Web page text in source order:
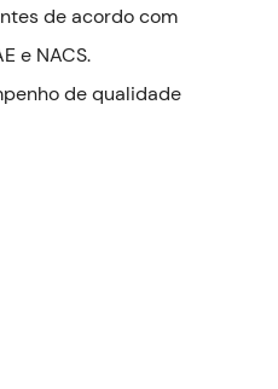
de acordo com
e NACS.
de qualidade